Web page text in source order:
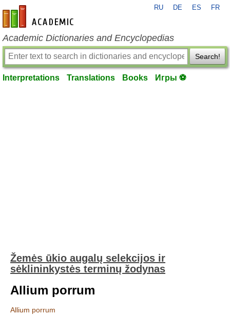
en-academic.com
RU DE ES FR
Academic Dictionaries and Encyclopedias
Search!
Interpretations Translations Books Игры ⚽
Žemės ūkio augalų selekcijos ir
sėklininkystės terminų žodynas
Allium porrum
Allium porrum